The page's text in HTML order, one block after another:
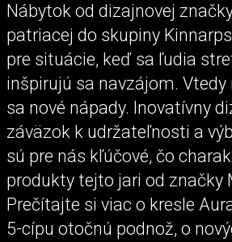
Nábytok od dizajnovej
patriacej do skupiny
pre situácie, keď sa ľudia
inšpirujú sa navzájom.
sa nové nápady. Inovatívny
záväzok k udržateľnosti a
sú pre nás kľúčové, čo
produkty tejto jari od značky
Prečítajte si viac o kresle
5-cípu otočnú podnož, o